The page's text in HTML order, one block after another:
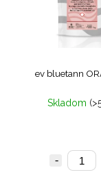
ev
Skladom